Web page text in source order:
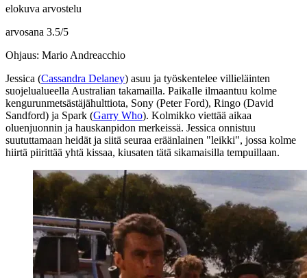
elokuva arvostelu
arvosana 3.5/5
Ohjaus: Mario Andreacchio
Jessica (Cassandra Delaney) asuu ja työskentelee villieläinten
suojelualueella Australian takamailla. Paikalle ilmaantuu kolme
kengurunmetsästäjähulttiota, Sony (Peter Ford), Ringo (David
Sandford) ja Spark (Garry Who). Kolmikko viettää aikaa
oluenjuonnin ja hauskanpidon merkeissä. Jessica onnistuu
suututtamaan heidät ja siitä seuraa eräänlainen "leikki", jossa kolme
hiirtä piirittää yhtä kissaa, kiusaten tätä sikamaisilla tempuillaan.